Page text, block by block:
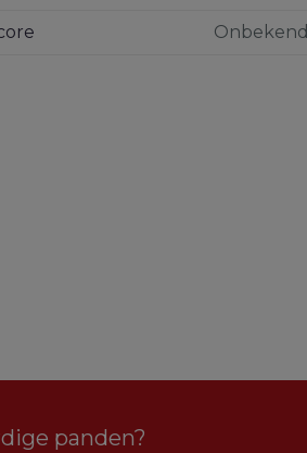
Onbekend
panden?